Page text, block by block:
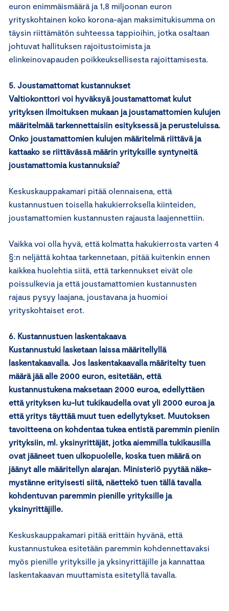
euron enimmäismäärä ja 1,8 miljoonan euron
yrityskohtainen koko korona-ajan maksimitukisumma on
täysin riittämätön suhteessa tappioihin, jotka osaltaan
johtuvat hallituksen rajoitustoimista ja
elinkeinovapauden poikkeuksellisesta rajoittamisesta.
5. Joustamattomat kustannukset
Valtiokonttori voi hyväksyä joustamattomat kulut
yrityksen ilmoituksen mukaan ja joustamattomien kulujen
määritelmää tarkennettaisiin esityksessä ja perusteluissa.
Onko joustamattomien kulujen määritelmä riittävä ja
kattaako se riittävässä määrin yrityksille syntyneitä
joustamattomia kustannuksia?
Keskuskauppakamari pitää olennaisena, että
kustannustuen toisella hakukierroksella kiinteiden,
joustamattomien kustannusten rajausta laajennettiin.
Vaikka voi olla hyvä, että kolmatta hakukierrosta varten 4
§:n neljättä kohtaa tarkennetaan, pitää kuitenkin ennen
kaikkea huolehtia siitä, että tarkennukset eivät ole
poissulkevia ja että joustamattomien kustannusten
rajaus pysyy laajana, joustavana ja huomioi
yrityskohtaiset erot.
6. Kustannustuen laskentakaava
Kustannustuki lasketaan laissa määritellyllä
laskentakaavalla. Jos laskentakaavalla määritelty tuen
määrä jää alle 2000 euron, esitetään, että
kustannustukena maksetaan 2000 euroa, edellyttäen
että yrityksen ku-lut tukikaudella ovat yli 2000 euroa ja
että yritys täyttää muut tuen edellytykset. Muutoksen
tavoitteena on kohdentaa tukea entistä paremmin pieniin
yrityksiin, ml. yksinyrittäjät, jotka aiemmilla tukikausilla
ovat jääneet tuen ulkopuolelle, koska tuen määrä on
jäänyt alle määritellyn alarajan. Ministeriö pyytää näke-
mystänne erityisesti siitä, näettekö tuen tällä tavalla
kohdentuvan paremmin pienille yrityksille ja
yksinyrittäjille.
Keskuskauppakamari pitää erittäin hyvänä, että
kustannustukea esitetään paremmin kohdennettavaksi
myös pienille yrityksille ja yksinyrittäjille ja kannattaa
laskentakaavan muuttamista esitetyllä tavalla.